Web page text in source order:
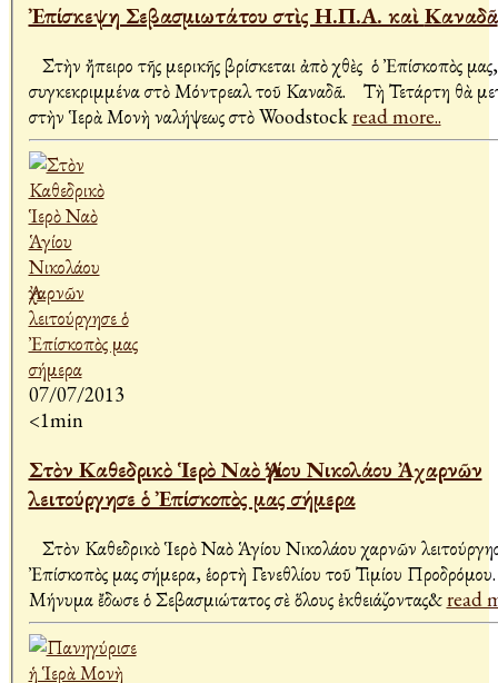
Ἐπίσκεψη Σεβασμιωτάτου στὶς Η.Π.Α. καὶ Καναδᾶ
Στὴν ἤπειρο τῆς Ἀμερικῆς βρίσκεται ἀπὸ χθὲς ὁ Ἐπίσκοπὸς
συγκεκριμμένα στὸ Μόντρεαλ τοῦ Καναδᾶ. Τὴ Τετάρτη θὰ μεταβεῖ
στὴν Ἱερὰ Μονὴ Ἀναλήψεως στὸ Woodstockread more..
07/07/2013
<1min
Στὸν Καθεδρικὸ Ἱερὸ Ναὸ Ἁγίου Νικολάου Ἀχαρνῶν
λειτούργησε ὁ Ἐπίσκοπὸς μας σήμερα
Στὸν Καθεδρικὸ Ἱερὸ Ναὸ Ἁγίου Νικολάου Ἀχαρνῶν
Ἐπίσκοπὸς μας σήμερα, ἑορτὴ Γενεθλίου τοῦ Τιμίου
Μήνυμα ἔδωσε ὁ Σεβασμιώτατος σὲ ὅλους ἐκθειάζοντας&read